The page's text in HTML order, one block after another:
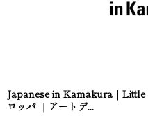
Japanese in Kamakura｜Little
ロッパ ｜アートデ...